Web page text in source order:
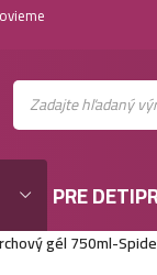
PRE DETI
gél 750ml-